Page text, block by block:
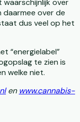
waarschijnlijk over
over de
dus veel op het
“energielabel”
te zien is
welke niet.
en www.cannabis-